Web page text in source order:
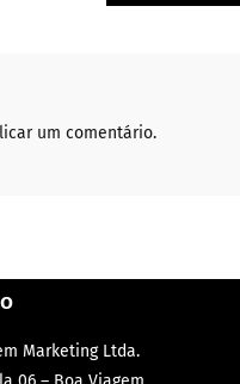
um comentário.
Marketing Ltda.